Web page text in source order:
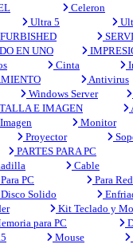
Celeron
Ultra 5
EN UNO
Cinta
Antivirus
Windows Server
E IMAGEN
Monitor
Proyector
PARTES PARA PC
Cable
Para PC Para Red
Disco Solido
Kit Teclado y
para PC
Mouse